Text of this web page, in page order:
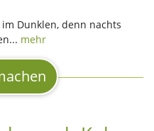
Dunklen, denn nachts
mehr